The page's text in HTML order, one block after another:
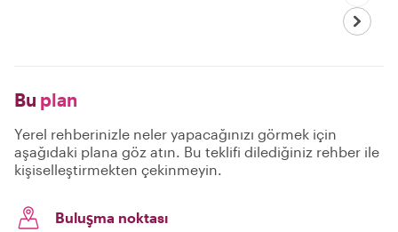
Bu plan
Yerel rehberinizle neler yapacağınızı görmek için
aşağıdaki plana göz atın. Bu teklifi dilediğiniz rehber ile
kişiselleştirmekten çekinmeyin.
Buluşma noktası